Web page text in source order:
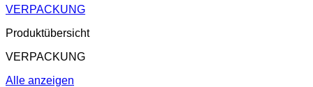
VERPACKUNG
Produktübersicht
VERPACKUNG
Alle anzeigen